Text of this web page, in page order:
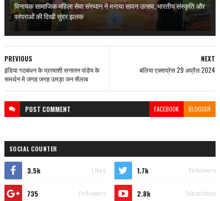
विनायक सामाजिक महिला सेवा संस्थान ने मनाया सावन उत्सव, भारतीय संस्कृति और
परंपराओं की दिखी सुंदर झलक
NEXT
बलिया एक्सप्रेस 29 अप्रैल 2024
PREVIOUS
इंडिया गठबंधन के प्रत्याशी सनातन पांडेय के
समर्थन मे जगह जगह उमड़ा जन सैलाब
POST COMMENT FACEBOOK BLOGGER
SOCIAL COUNTER
3.5k Likes 1.7k Followers
735 Followers 2.8k Subscribes